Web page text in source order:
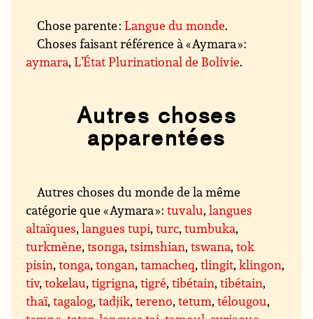
Chose parente :Langue du monde.
Choses faisant référence à « Aymara » :
aymara,L’État Plurinational de Bolivie.
Autres choses
apparentées
Autres choses du monde de la même
catégorie que « Aymara » :tuvalu,langues
altaïques,langues tupi,turc,tumbuka,
turkmène,tsonga,tsimshian,tswana,tok
pisin,tonga,tongan,tamacheq,tlingit,klingon,
tiv,tokelau,tigrigna,tigré,tibétain,tibétain,
thaï,tagalog,tadjik,tereno,tetum,télougou,